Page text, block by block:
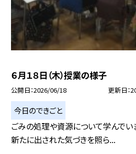
６月１８日（木）授業の様子
公開日 2026/06/18 更新日
今日のできごと
ごみの処理や資源について学んでい
新たに出された気づきを照ら...